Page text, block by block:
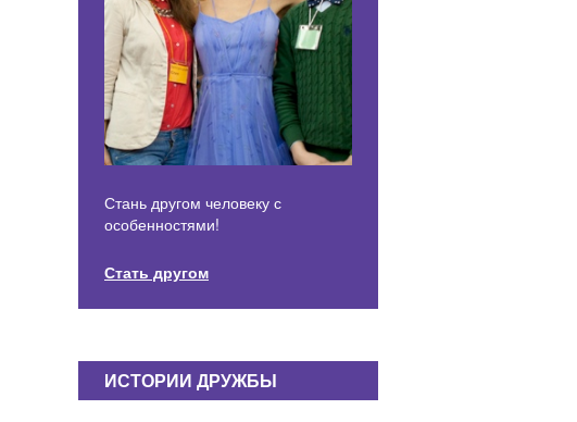
Стань другом человеку с
особенностями!
Стать другом
ИСТОРИИ ДРУЖБЫ